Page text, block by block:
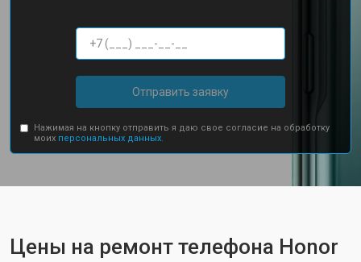
Отправить заявку
Нажимая на кнопку отправить я даю свое согласие на обработку
моих персональных данных.
Цены на ремонт телефона Honor